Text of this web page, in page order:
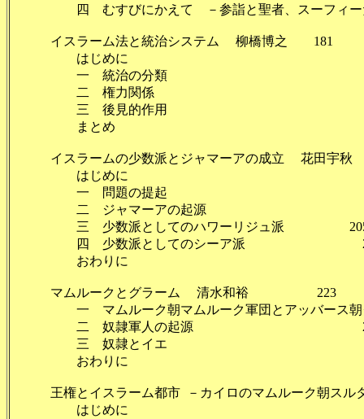
四 むすびにかえて －参詣と聖者、スーフィー
イスラーム法と統治システム 柳橋博之 181
はじめに
一 統治の分類
二 権力関係
三 後見的作用
まとめ
イスラームの少数派とジャマーアの成立 花田宇秋
はじめに
一 問題の提起
二 ジャマーアの起源
三 少数派としてのハワーリジュ派
四 少数派としてのシーア派
おわりに
マムルークとグラーム 清水和裕 223
一 マムルーク朝マムルーク軍団とアッバース朝
二 奴隷軍人の起源
三 奴隷とイエ
おわりに
王権とイスラーム都市 －カイロのマムルーク朝スル
はじめに